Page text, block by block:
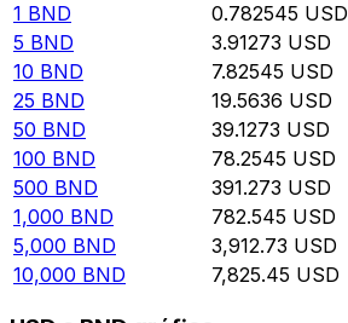
1 BND 0.782545 USD
5 BND 3.91273 USD
10 BND 7.82545 USD
25 BND 19.5636 USD
50 BND 39.1273 USD
100 BND 78.2545 USD
500 BND 391.273 USD
1,000 BND 782.545 USD
5,000 BND 3,912.73 USD
10,000 BND 7,825.45 USD